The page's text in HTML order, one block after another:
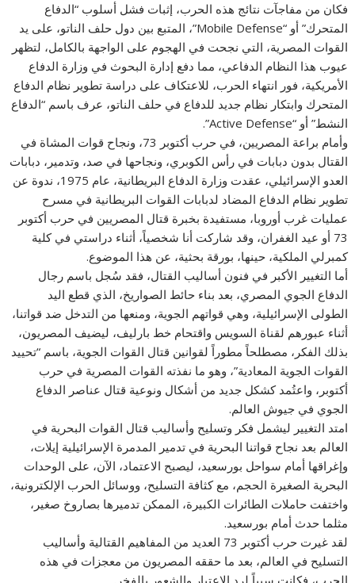
فكان من مفاجآت نتائج هذه الحرب، إثبات فشل أسلوب “الدفاع
المتحرك” أو “Mobile Defense”، المتبع بين دول حلف الناتو، على يد
القوات المصرية، التي نجحت في الهجوم على الواجهة بالكامل، لتظهر
عيوب هذا النظام الدفاعي، مما دفع إدارة البحوث في وزارة الدفاع
الأمريكية، فور انتهاء الحرب، للاعتكاف على دراسة تطوير نظام الدفاع
المتحرك وابتكار نظام جديد للدفاع في حلف الناتو، عرف باسم “الدفاع
النشط” أو “Active Defense”.
وأمام براعة المصريين، في حرب أكتوبر 73، ونجاح قوات المشاة في
القتال بدون دبابات في رأس الكوبري، ونجاحها في صد، وتدمير، دبابات
العدو الإسرائيلي، عقدت وزارة الدفاع البريطانية، عام 1975، ندوة عن
تطوير نظام الدفاع المضاد لدبابات القوات البريطانية في مسرح
عمليات غرب أوروبا، مستفيدة بخبرة قتال المصريين في حرب أكتوبر
73 أو عيد الغفران، وقد شاركت أنا شخصياً، أثناء دراستي في كلية
كمبرلي الملكية، حينها، بورقة بحثية، عن هذا الموضوع.
أما التغيير الأكبر في فنون أساليب القتال، فقد سُجل باسم رجال
الدفاع الجوي المصري، بعد بناء حائط الصواريخ، الذي قطع اليد
الطولى الإسرائيلية، وهي قواتهم الجوية، ومنعها من التدخل ضد قواتنا،
أثناء عبورهم لقناة السويس واقتحام خط بارليف، ليضيف المصريون،
بذلك الفكر، مصطلحاً مطوراً لقوانين قتال القوات الجوية، باسم “تحييد
القوات الجوية المعادية”، وهو ما نفذته القوات المصرية في حرب
أكتوبر، واعتُمد كشكل جديد من أشكال ونوعية قتال عناصر الدفاع
الجوي في جيوش العالم.
امتد التغيير ليشمل فكر وتسليح وأساليب قتال القوات البحرية في
العالم بعد نجاح قواتنا البحرية في تدمير المدمرة الإسرائيلية إيلات،
وإغراقها أمام سواحل بورسعيد، ليصبح الاعتماد، الآن، على الوحدات
البحرية الصغيرة الحجم، مع كثافة التسليح، ووسائل الحرب الإلكترونية،
واختفت حاملات الطائرات الكبيرة، الممكن تدميرها بصاروخ صغير،
مثلما حدث أمام بورسعيد.
لقد غيرت حرب أكتوبر 73 العديد من المفاهيم القتالية وأساليب
التسليح في العالم، بعد ما حققه المصريون من معجزات في هذه
الحرب، فكانت سبباً لرد الاعتبار والشعور بالفخر.